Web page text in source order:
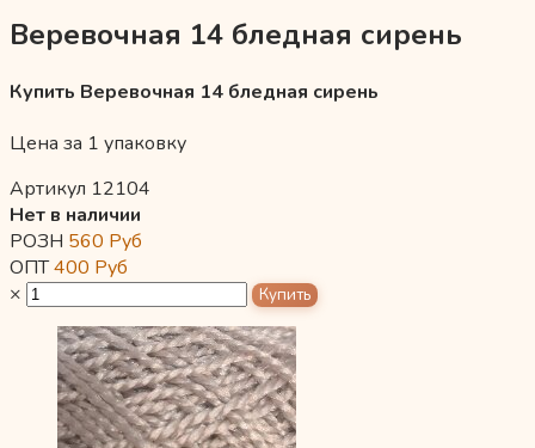
Веревочная 14 бледная сирень
Купить Веревочная 14 бледная сирень
Цена за 1 упаковку
Артикул 12104
Нет в наличии
РОЗН 560 Руб
ОПТ400 Руб
×